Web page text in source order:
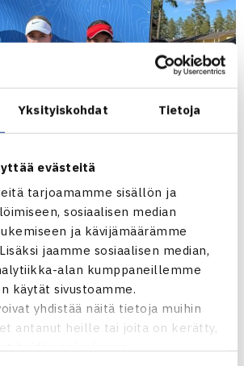
Yksityiskohdat Tietoja
evästeitä
tarjoamamme sisällön ja
sosiaalisen median
ja kävijämäärämme
jaamme sosiaalisen median,
alan kumppaneillemme
käytät sivustoamme.
yhdistää näitä tietoja muihin
antanut heille tai joita on kerätty,